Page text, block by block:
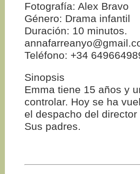
Fotografía: Alex Bravo
Género: Drama infantil
Duración: 10 minutos.
Teléfono: +34
Sinopsis
Emma tiene 15 años y
controlar. Hoy se ha
el despacho del
Sus padres.